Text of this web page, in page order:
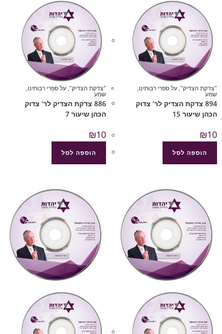
"צדקת הצדיק",על ספרי רבותינו,
שמע
894 צדקת הצדיק לר’ צדוק
הכהן שיעור 15
₪10
הוספה לסל
"צדקת הצדיק",על ספרי רבותינו,
שמע
886 צדקת הצדיק לר’ צדוק
הכהן שיעור 7
₪10
הוספה לסל